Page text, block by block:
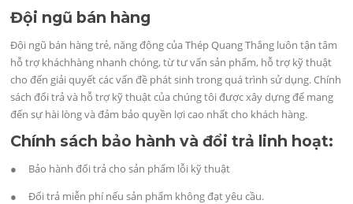
Đội ngũ bán hàng
Đội ngũ bán hàng trẻ, năng động của Thép Quang Thắng luôn tận tâm
hỗ trợ kháchhàng nhanh chóng, từ tư vấn sản phẩm, hỗ trợ kỹ thuật
cho đến giải quyết các vấn đề phát sinh trong quá trình sử dụng. Chính
sách đổi trả và hỗ trợ kỹ thuật của chúng tôi được xây dựng để mang
đến sự hài lòng và đảm bảo quyền lợi cao nhất cho khách hàng.
Chính sách bảo hành và đổi trả linh hoạt:
● Bảo hành đổi trả cho sản phẩm lỗi kỹ thuật
● Đổi trả miễn phí nếu sản phẩm không đạt yêu cầu.